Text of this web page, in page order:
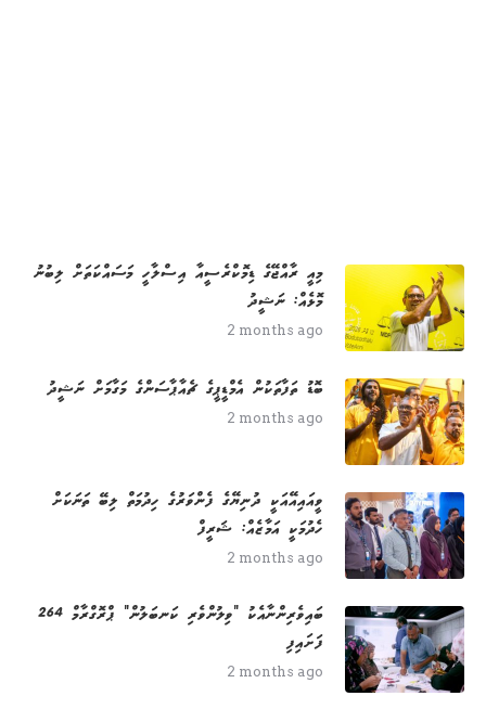
މިއީ ރާއްޖޭގެ ޑިމޮކްރެސީއާ އިސްލާހީ މަސައްކަތަށް ލިބުނު
މޮޅެއް: ނަޝީދު
2 months ago
ބޮޑު ތަފާތަކުން އެމްޑީޕީގެ ޗެއާޕާސަންގެ މަގާމަށް ނަޝީދު
2 months ago
ވީއައިއޭއަކީ ދުނިޔޭގެ ފެންވަރުގެ ހިދުމަތް ލިބޭ ތަނަކަށް
ހެދުމަކީ އަމާޒެއް: ޝަރީފް
2 months ago
264 ބައިވެރިންނާއެކު "ވިލުންވެރި ކަނބަލުން" ޕްރޮގްރާމް
ފަށައިފި
2 months ago